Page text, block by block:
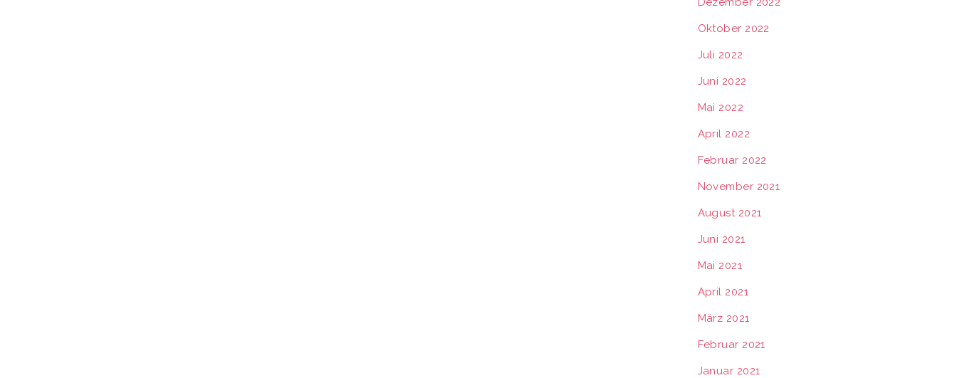
Oktober 2022
Juli 2022
Juni 2022
Mai 2022
April 2022
Februar 2022
November 2021
August 2021
Juni 2021
Mai 2021
April 2021
März 2021
Februar 2021
Januar 2021